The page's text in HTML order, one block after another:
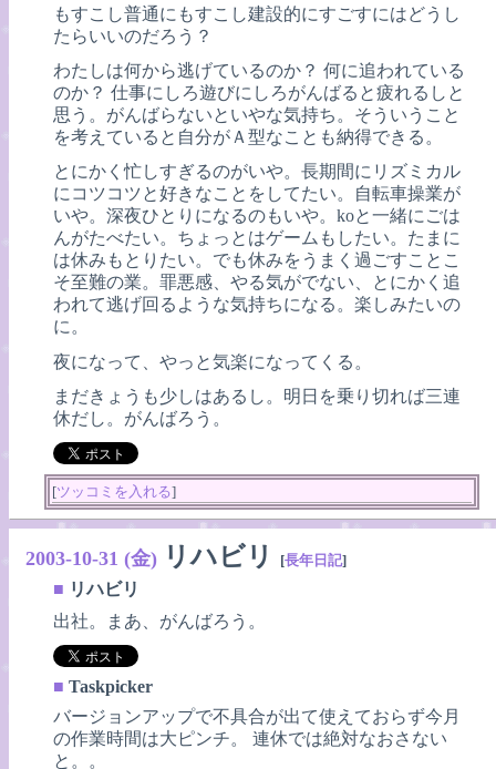
もすこし普通にもすこし建設的にすごすにはどうし
たらいいのだろう？
わたしは何から逃げているのか？ 何に追われている
のか？ 仕事にしろ遊びにしろがんばると疲れるしと
思う。がんばらないといやな気持ち。そういうこと
を考えていると自分がＡ型なことも納得できる。
とにかく忙しすぎるのがいや。長期間にリズミカル
にコツコツと好きなことをしてたい。自転車操業が
いや。深夜ひとりになるのもいや。koと一緒にごは
んがたべたい。ちょっとはゲームもしたい。たまに
は休みもとりたい。でも休みをうまく過ごすことこ
そ至難の業。罪悪感、やる気がでない、とにかく追
われて逃げ回るような気持ちになる。楽しみたいの
に。
夜になって、やっと気楽になってくる。
まだきょうも少しはあるし。明日を乗り切れば三連
休だし。がんばろう。
[ツッコミを入れる]
2003-10-31 (金) リハビリ [長年日記]
■ リハビリ
出社。まあ、がんばろう。
■ Taskpicker
バージョンアップで不具合が出て使えておらず今月
の作業時間は大ピンチ。 連休では絶対なおさない
と。。